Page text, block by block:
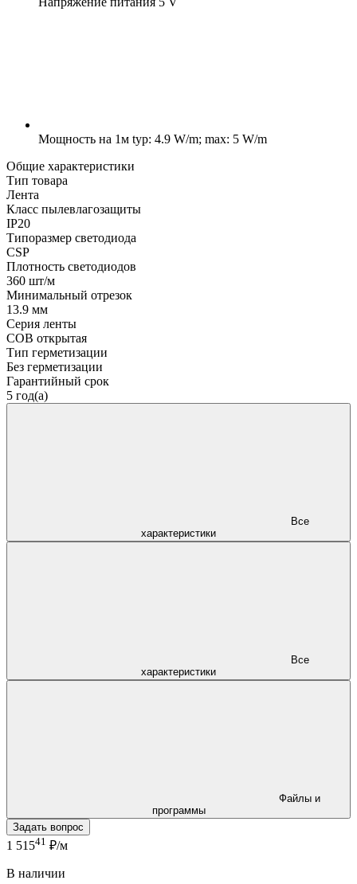
Мощность на 1м typ: 4.9 W/m; max: 5 W/m
Общие характеристики
Тип товара
Лента
Класс пылевлагозащиты
IP20
Типоразмер светодиода
CSP
Плотность светодиодов
360 шт/м
Минимальный отрезок
13.9 мм
Серия ленты
COB открытая
Тип герметизации
Без герметизации
Гарантийный срок
5 год(а)
характеристики
характеристики
программы
Задать вопрос
1 51541 ₽/м
В наличии